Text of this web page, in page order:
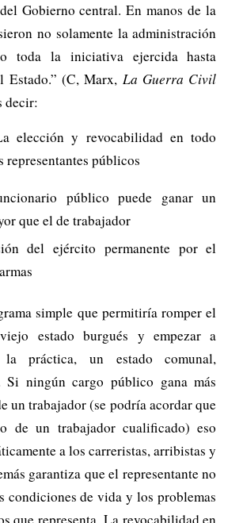
Gobierno central. En manos de la
no solamente la administración
toda la iniciativa ejercida hasta
Estado.” (C, Marx, La Guerra Civil
decir:
y revocabilidad en todo
representantes públicos
público puede ganar un
que el de trabajador
del ejército permanente por el
simple que permitiría romper el
estado burgués y empezar a
práctica, un estado comunal,
Si ningún cargo público gana más
un trabajador (se podría acordar que
de un trabajador cualificado) eso
a los carreristas, arribistas y
garantiza que el representante no
condiciones de vida y los problemas
que representa. La revocabilidad en